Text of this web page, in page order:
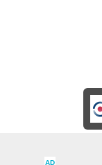
AD